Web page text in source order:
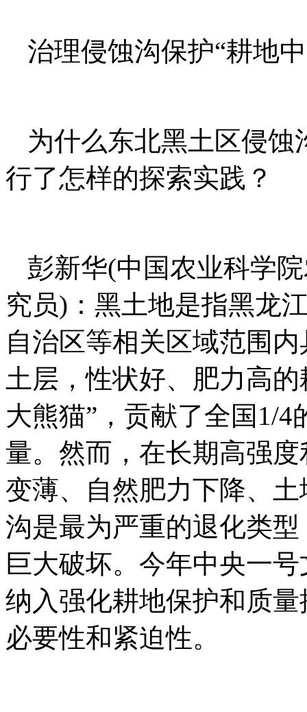
治理侵蚀沟保护“耕地
为什么东北黑土区侵
行了怎样的探索实践？
彭新华(中国农业科学
究员)：黑土地是指黑龙
自治区等相关区域范围
土层，性状好、肥力高
大熊猫”，贡献了全国1/
量。然而，在长期高强
变薄、自然肥力下降、
沟是最为严重的退化类
巨大破坏。今年中央一
纳入强化耕地保护和质
必要性和紧迫性。